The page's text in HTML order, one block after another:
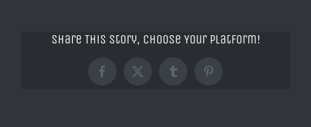
Share This Story, Choose Your Platform!
Facebook
X TumblrPinterest